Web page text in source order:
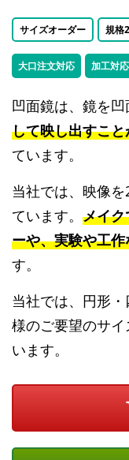
サイズオーダー 規格
大口注文対応 加工対応
凹面鏡は、鏡を凹
して映し出すこ
ています。
当社では、映像
ています。 メイ
ーや、実験や工作
す。
当社では、円形
様のご要望のサ
います。